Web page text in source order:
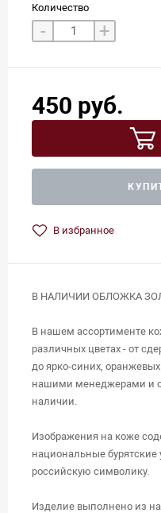
Количество
- +
450 руб.
В избранное
В НАЛИЧИИ ОБЛОЖКА
В нашем ассортименте
различных цветах - от
до ярко-синих,
нашими менеджерами и
наличии.
Изображения на коже
национальные
российскую символику.
Изделие выполнено из